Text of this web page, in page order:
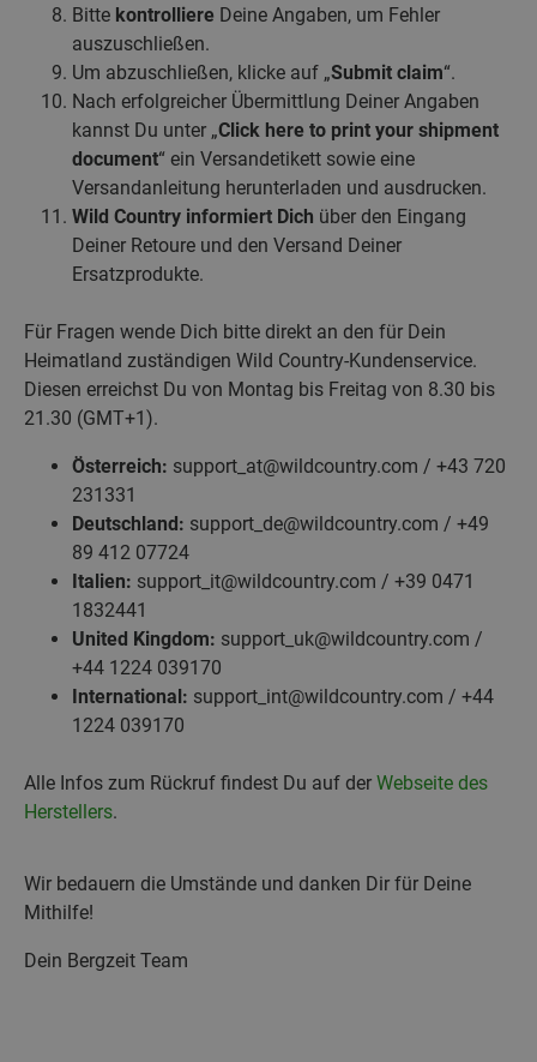
Bitte kontrolliere Deine Angaben, um Fehler
auszuschließen.
Um abzuschließen, klicke auf „Submit claim“.
Nach erfolgreicher Übermittlung Deiner Angaben
kannst Du unter „Click here to print your shipment
document“ ein Versandetikett sowie eine
Versandanleitung herunterladen und ausdrucken.
Wild Country informiert Dich über den Eingang
Deiner Retoure und den Versand Deiner
Ersatzprodukte.
Für Fragen wende Dich bitte direkt an den für Dein
Heimatland zuständigen Wild Country-Kundenservice.
Diesen erreichst Du von Montag bis Freitag von 8.30 bis
21.30 (GMT+1).
Österreich: support_at@wildcountry.com / +43 720
231331
Deutschland: support_de@wildcountry.com / +49
89 412 07724
Italien: support_it@wildcountry.com / +39 0471
1832441
United Kingdom: support_uk@wildcountry.com /
+44 1224 039170
International: support_int@wildcountry.com / +44
1224 039170
Alle Infos zum Rückruf findest Du auf der Webseite des
Herstellers.
Wir bedauern die Umstände und danken Dir für Deine
Mithilfe!
Dein Bergzeit Team